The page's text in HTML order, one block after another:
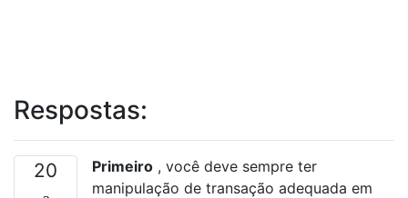
Respostas:
20 Primeiro , você deve sempre ter
manipulação de transação adequada em